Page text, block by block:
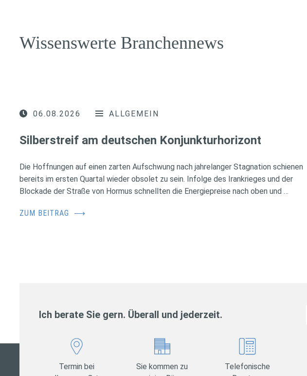
Wissenswerte Branchennews
06.08.2026 ALLGEMEIN
Silberstreif am deutschen Konjunkturhorizont
Die Hoffnungen auf einen zarten Aufschwung nach jahrelanger Stagnation schienen
bereits im ersten Quartal wieder obsolet zu sein. Infolge des Irankrieges und der
Blockade der Straße von Hormus schnellten die Energiepreise nach oben und …
ZUM BEITRAG ⟶
Ich berate Sie gern. Überall und jederzeit.
Termin bei
Sie kommen zu
Telefonische